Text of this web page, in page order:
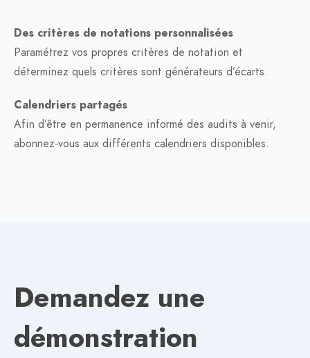
Des critères de notations personnalisées
Paramétrez vos propres critères de notation et
déterminez quels critères sont générateurs d’écarts.
Calendriers partagés
Afin d’être en permanence informé des audits à venir,
abonnez-vous aux différents calendriers disponibles.
Demandez une
démonstration